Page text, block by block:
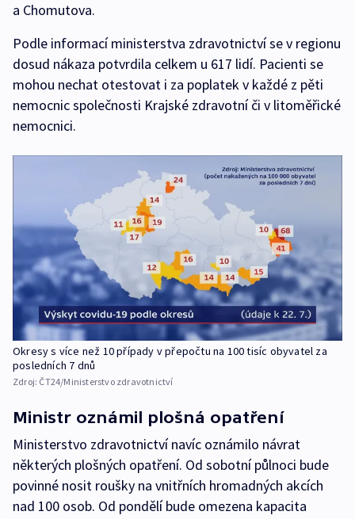
a Chomutova.
Podle informací ministerstva zdravotnictví se v regionu
dosud nákaza potvrdila celkem u 617 lidí. Pacienti se
mohou nechat otestovat i za poplatek v každé z pěti
nemocnic společnosti Krajské zdravotní či v litoměřické
nemocnici.
Okresy s více než 10 případy v přepočtu na 100 tisíc obyvatel za
posledních 7 dnů
Zdroj: ČT24/Ministerstvo zdravotnictví
Ministr oznámil plošná opatření
Ministerstvo zdravotnictví navíc oznámilo návrat
některých plošných opatření. Od sobotní půlnoci bude
povinné nosit roušky na vnitřních hromadných akcích
nad 100 osob. Od pondělí bude omezena kapacita